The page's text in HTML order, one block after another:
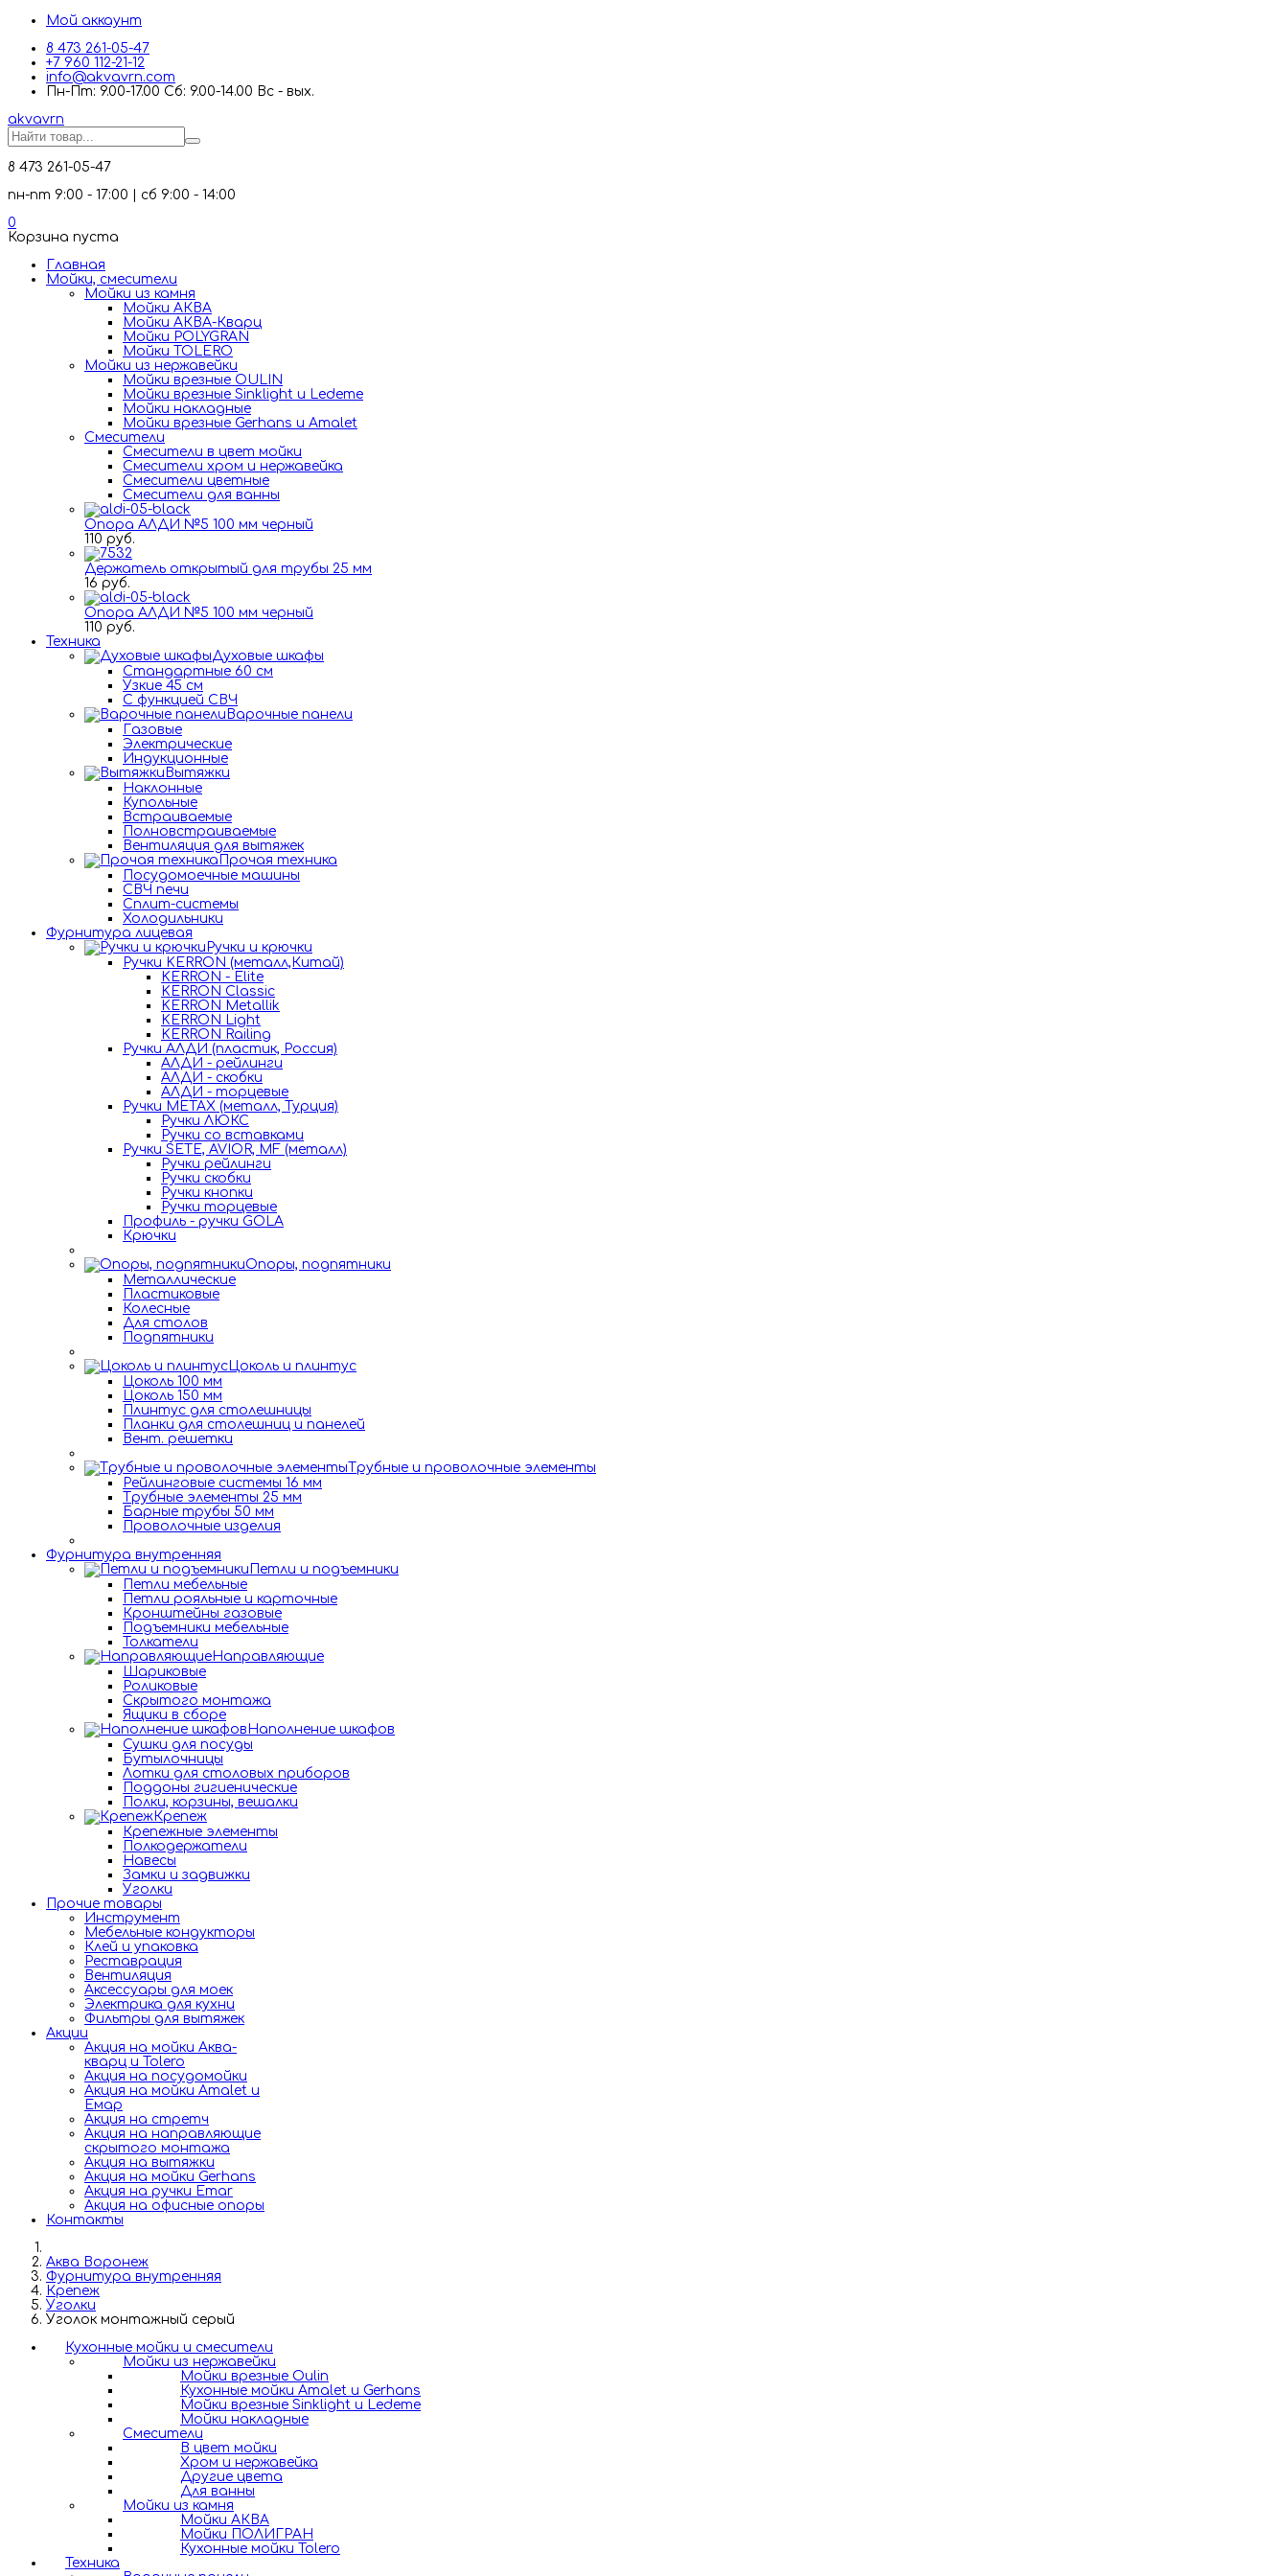
Мой аккаунт
8 473 261-05-47
+7 960 112-21-12
info@akvavrn.com
Пн-Пт: 9.00-17.00 Сб: 9.00-14.00 Вс - вых.
akvavrn
8 473 261-05-47
пн-пт 9:00 - 17:00 | сб 9:00 - 14:00
0
Корзина пуста
Главная
Мойки, смесители
Mойки из камня
Мойки АКВА
Мойки АКВА-Кварц
Мойки POLYGRAN
Мойки TOLERO
Мойки из нержавейки
Мойки врезные OULIN
Мойки врезные Sinklight и Ledeme
Мойки накладные
Мойки врезные Gerhans и Amalet
Смесители
Смесители в цвет мойки
Смесители хром и нержавейка
Смесители цветные
Смесители для ванны
Опора АЛДИ №5 100 мм черный
110 руб.
Держатель открытый для трубы 25 мм
16 руб.
Опора АЛДИ №5 100 мм черный
110 руб.
Техника
Духовые шкафы
Стандартные 60 см
Узкие 45 см
С функцией СВЧ
Варочные панели
Газовые
Электрические
Индукционные
Вытяжки
Наклонные
Купольные
Встраиваемые
Полновстраиваемые
Вентиляция для вытяжек
Прочая техника
Посудомоечные машины
СВЧ печи
Сплит-системы
Холодильники
Фурнитура лицевая
Ручки и крючки
Ручки KERRON (металл,Китай)
KERRON - Elite
KERRON Classic
KERRON Metallik
KERRON Light
KERRON Railing
Ручки АЛДИ (пластик, Россия)
АЛДИ - рейлинги
АЛДИ - скобки
АЛДИ - торцевые
Ручки METAX (металл, Турция)
Ручки ЛЮКС
Ручки со вставками
Ручки SETE, AVIOR, MF (металл)
Ручки рейлинги
Ручки скобки
Ручки кнопки
Ручки торцевые
Профиль - ручки GOLA
Крючки
Опоры, подпятники
Металлические
Пластиковые
Колесные
Для столов
Подпятники
Цоколь и плинтус
Цоколь 100 мм
Цоколь 150 мм
Плинтус для столешницы
Планки для столешниц и панелей
Вент. решетки
Трубные и проволочные элементы
Рейлинговые системы 16 мм
Трубные элементы 25 мм
Барные трубы 50 мм
Проволочные изделия
Фурнитура внутренняя
Петли и подъемники
Петли мебельные
Петли рояльные и карточные
Кронштейны газовые
Подъемники мебельные
Толкатели
Направляющие
Шариковые
Роликовые
Скрытого монтажа
Ящики в сборе
Наполнение шкафов
Сушки для посуды
Бутылочницы
Лотки для столовых приборов
Поддоны гигиенические
Полки, корзины, вешалки
Крепеж
Крепежные элементы
Полкодержатели
Навесы
Замки и задвижки
Уголки
Прочие товары
Инструмент
Мебельные кондукторы
Клей и упаковка
Реставрация
Вентиляция
Аксессуары для моек
Электрика для кухни
Фильтры для вытяжек
Акции
Акция на мойки Аква-
кварц и Tolero
Акция на посудомойки
Акция на мойки Amalet и
Емар
Акция на стретч
Акция на направляющие
скрытого монтажа
Акция на вытяжки
Акция на мойки Gerhans
Акция на ручки Emar
Акция на офисные опоры
Контакты
Аква Воронеж
Фурнитура внутренняя
Крепеж
Уголки
Уголок монтажный серый
Кухонные мойки и смесители
Мойки из нержавейки
Мойки врезные Oulin
Кухонные мойки Amalet и Gerhans
Мойки врезные Sinklight и Ledeme
Мойки накладные
Смесители
В цвет мойки
Хром и нержавейка
Другие цвета
Для ванны
Мойки из камня
Мойки АКВА
Мойки ПОЛИГРАН
Кухонные мойки Tolero
Техника